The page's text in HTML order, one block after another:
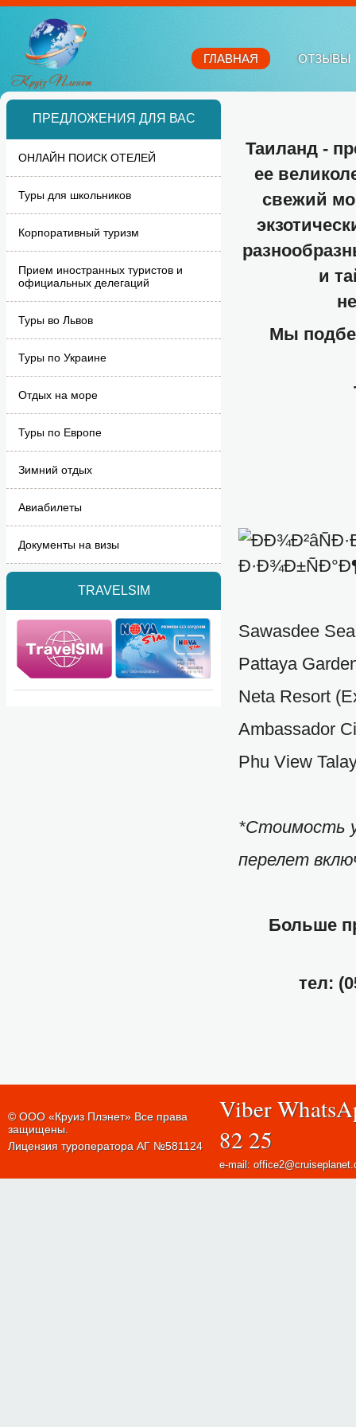
ОТЗЫВЫ
ГЛАВНАЯ
ПРЕДЛОЖЕНИЯ ДЛЯ ВАС
ОНЛАЙН ПОИСК ОТЕЛЕЙ
Туры для школьников
Корпоративный туризм
Прием иностранных туристов и
официальных делегаций
Туры во Львов
Туры по Украине
Отдых на море
Туры по Европе
Зимний отдых
Авиабилеты
Документы на визы
TRAVELSIM
Таиланд -
ее
свежий
и
Мы
Sawasdee
Pattaya
Neta Resort
Ambassador
Phu View
*Стоимость
перелет
Больше
тел:
© ООО «Круиз Плэнет» Все права
защищены.
Лицензия туроператора АГ №581124
Viber
82 25
e-mail: